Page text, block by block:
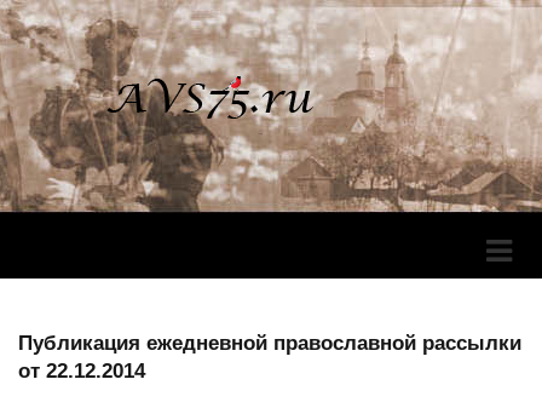
Публикация ежедневной православной рассылки
от 22.12.2014